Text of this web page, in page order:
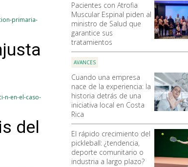
Pacientes con Atrofia
Muscular Espinal piden al
ministro de Salud que
garantice sus
tratamientos
AVANCES
Cuando una empresa
nace de la experiencia: la
historia detrás de una
iniciativa local en Costa
Rica
El rápido crecimiento del
pickleball: ¿tendencia,
deporte comunitario o
industria a largo plazo?
primaria-
n-en-el-caso-
del